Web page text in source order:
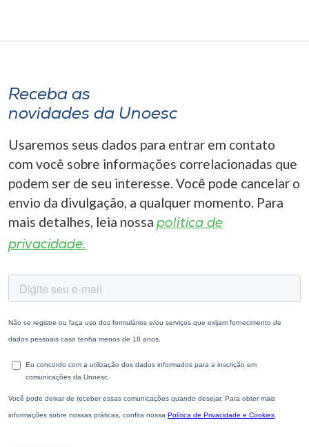
Receba as
novidades da Unoesc
Usaremos seus dados para entrar em contato
com você sobre informações correlacionadas que
podem ser de seu interesse. Você pode cancelar o
envio da divulgação, a qualquer momento. Para
mais detalhes, leia nossa política de
privacidade.